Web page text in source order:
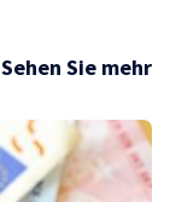
Sehen Sie mehr